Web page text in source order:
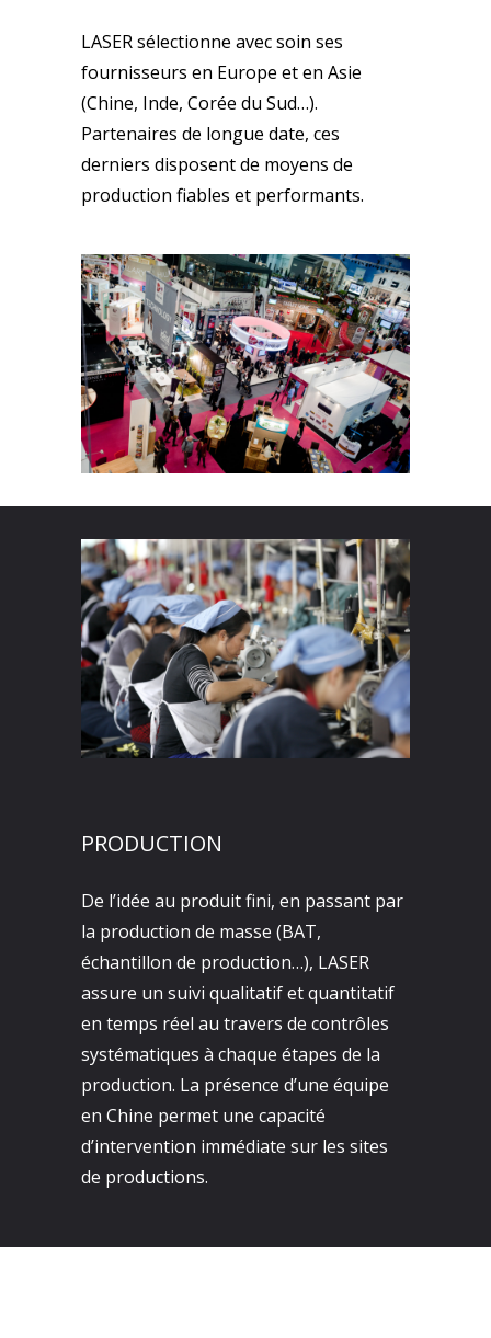
LASER sélectionne avec soin ses
fournisseurs en Europe et en Asie
(Chine, Inde, Corée du Sud…).
Partenaires de longue date, ces
derniers disposent de moyens de
production fiables et performants.
PRODUCTION
De l’idée au produit fini, en passant par
la production de masse (BAT,
échantillon de production…), LASER
assure un suivi qualitatif et quantitatif
en temps réel au travers de contrôles
systématiques à chaque étapes de la
production. La présence d’une équipe
en Chine permet une capacité
d’intervention immédiate sur les sites
de productions.